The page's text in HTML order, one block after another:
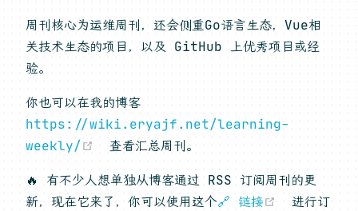
周刊核心为运维周刊，还会侧重Go语言生态，Vue相
关技术生态的项目，以及 GitHub 上优秀项目或经
验。
你也可以在我的博客
https://wiki.eryajf.net/learning-
weekly/
(opens new window)
查看汇总周刊。
🔥 有不少人想单独从博客通过 RSS 订阅周刊的更
新，现在它来了，你可以使用这个🔗 链接 (opens
进行订